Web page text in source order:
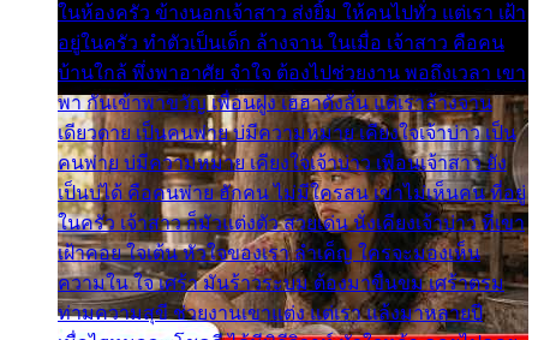
ในห้องครัว ข้างนอกเจ้าสาว ส่งยิ้ม ให้คนไปทั่ว แต่เรา เฝ้า
อยู่ในครัว ทำตัวเป็นเด็ก ล้างจาน ในเมื่อ เจ้าสาว คือคน
บ้านใกล้ พึ่งพาอาศัย จำใจ ต้องไปช่วยงาน พอถึงเวลา เขา
พา กันเข้าพาขวัญ เพื่อนฝูง เฮฮาดังลั่น แต่เราล้างจาน
เดียวดาย เป็นคนพ่าย บ่มีความหมาย เคียงใจเจ้าบ่าว เป็น
คนพ่าย บ่มีความหมาย เคียงใจเจ้าบ่าว เพื่อนเจ้าสาว ยัง
เป็นบ่ได้ คือคนพ่าย ฮักคน ไม่มีใครสน เขาไม่เห็นคน ที่อยู่
ในครัว เจ้าสาว ก็มัวแต่งตัว สวยเด่น นั่งเคียงเจ้าบ่าว ที่เขา
เฝ้าคอย ใจเต้น หัวใจของเรา ลำเค็ญ ใครจะมองเห็น
ความใน ใจ เศร้า มันร้าวระบม ต้องมาขื่นขม เศร้าตรม
ท่ามความสุขี ช่วยงานเขาแต่ง แต่เรา แล้งมาหลายปี